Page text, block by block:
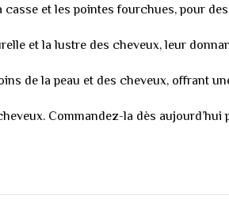
et les pointes fourchues, pour
et la lustre des cheveux, leur
de la peau et des cheveux, offrant
Commandez-la dès